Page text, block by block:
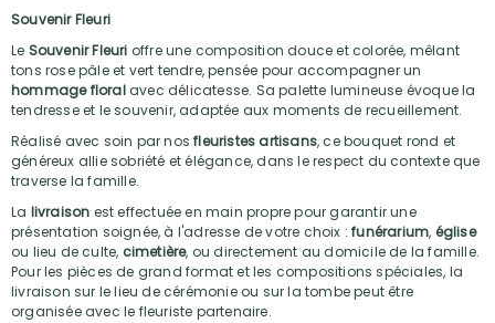
Souvenir Fleuri
Le Souvenir Fleuri offre une composition douce et colorée, mêlant
tons rose pâle et vert tendre, pensée pour accompagner un
hommage floralavec délicatesse. Sa palette lumineuse évoque la
tendresse et le souvenir, adaptée aux moments de recueillement.
Réalisé avec soin par nosfleuristes artisans, ce bouquet rond et
généreux allie sobriété et élégance, dans le respect du contexte que
traverse la famille.
La livraison est effectuée en main propre pour garantir une
présentation soignée, à l'adresse de votre choix :funérarium, église
ou lieu de culte, cimetière, ou directement au domicile de la famille.
Pour les pièces de grand format et les compositions spéciales, la
livraison sur le lieu de cérémonie ou sur la tombe peut être
organisée avec le fleuriste partenaire.